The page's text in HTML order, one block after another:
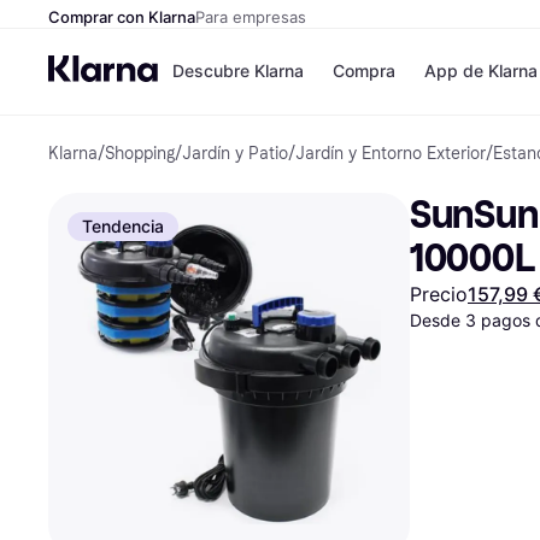
Comprar con KlarnaPara empresas
Descubre Klarna
Formas de
Paga ahora
Paga en 3 plazos
Paga en 30 días
Financiación
Klarna en Apple
Compra
Tiendas
Shein
Zalando Prive
Zara
JD Sports
App de Klarna
Klarna/Shopping/Jardín y Patio/Jardín y Entorno Exterior/
Tendencia
Precio157,99
Desde 3 pagos